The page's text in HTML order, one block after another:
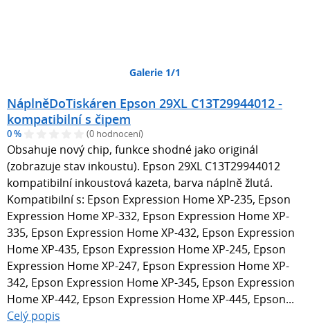
Galerie 1/1
NáplněDoTiskáren Epson 29XL C13T29944012 -
kompatibilní s čipem
0 % (0 hodnocení)
Obsahuje nový chip, funkce shodné jako originál
(zobrazuje stav inkoustu). Epson 29XL C13T29944012
kompatibilní inkoustová kazeta, barva náplně žlutá.
Kompatibilní s: Epson Expression Home XP-235, Epson
Expression Home XP-332, Epson Expression Home XP-
335, Epson Expression Home XP-432, Epson Expression
Home XP-435, Epson Expression Home XP-245, Epson
Expression Home XP-247, Epson Expression Home XP-
342, Epson Expression Home XP-345, Epson Expression
Home XP-442, Epson Expression Home XP-445, Epson...
Celý popis